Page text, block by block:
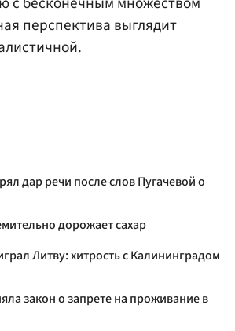
перспектива выглядит
дар речи после слов Пугачевой о
дорожает сахар
Литву: хитрость с Калининградом
закон о запрете на проживание в